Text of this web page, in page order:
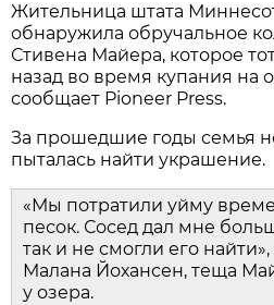
Жительница штата
обнаружила обручальное
Стивена Майера, которое
назад во время купания на
сообщает Pioneer Press.
За прошедшие годы семья
пыталась найти украшение.
«Мы потратили уйму
песок. Сосед дал мне
так и не смогли его
Малана Йохансен, теща
у озера.